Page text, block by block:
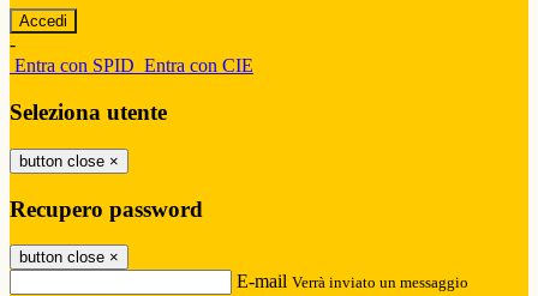
-
Entra con SPID Entra con CIE
Seleziona utente
button close ×
Recupero password
button close ×
E-mail Verrà inviato un messaggio